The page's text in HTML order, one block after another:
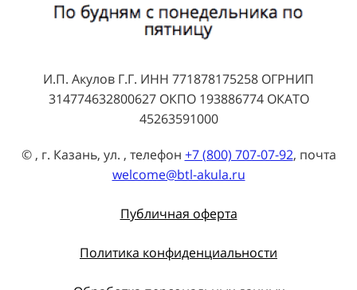
И.П. Акулов Г.Г. ИНН 771878175258 ОГРНИП
314774632800627 ОКПО 193886774 ОКАТО
45263591000
© , г. Казань, ул. , телефон +7 (800) 707-07-92, почта
welcome@btl-akula.ru
Публичная оферта
Политика конфиденциальности